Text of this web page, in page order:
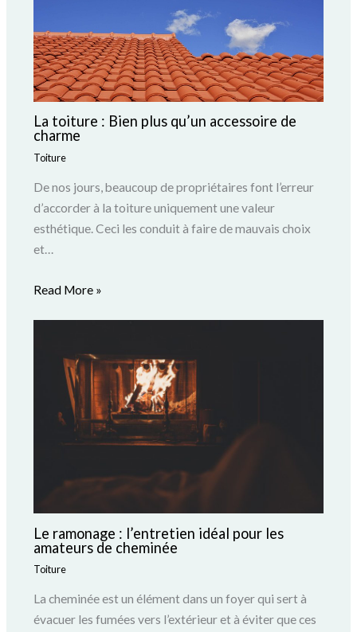
La toiture : Bien plus qu’un accessoire de
charme
Toiture
De nos jours, beaucoup de propriétaires font l’erreur
d’accorder à la toiture uniquement une valeur
esthétique. Ceci les conduit à faire de mauvais choix
et…
Read More »
Le ramonage : l’entretien idéal pour les
amateurs de cheminée
Toiture
La cheminée est un élément dans un foyer qui sert à
évacuer les fumées vers l’extérieur et à éviter que ces